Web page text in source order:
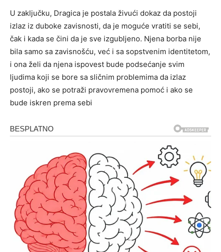
U zaključku, Dragica je postala živući dokaz da postoji
izlaz iz duboke zavisnosti, da je moguće vratiti se sebi,
čak i kada se čini da je sve izgubljeno. Njena borba nije
bila samo sa zavisnošću, već i sa sopstvenim identitetom,
i ona želi da njena ispovest bude podsećanje svim
ljudima koji se bore sa sličnim problemima da izlaz
postoji, ako se potraži pravovremena pomoć i ako se
bude iskren prema sebi